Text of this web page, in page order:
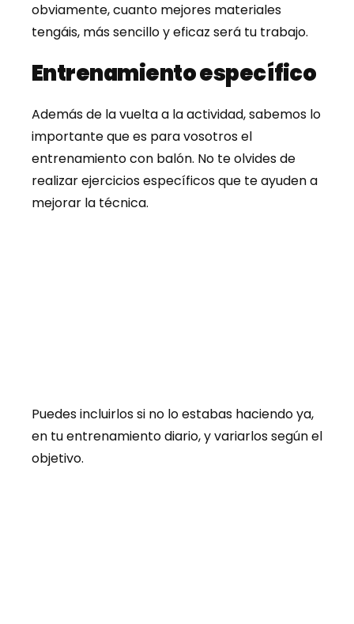
obviamente, cuanto mejores materiales
tengáis, más sencillo y eficaz será tu trabajo.
Entrenamiento específico
Además de la vuelta a la actividad, sabemos lo
importante que es para vosotros el
entrenamiento con balón. No te olvides de
realizar ejercicios específicos que te ayuden a
mejorar la técnica.
Puedes incluirlos si no lo estabas haciendo ya,
en tu entrenamiento diario, y variarlos según el
objetivo.